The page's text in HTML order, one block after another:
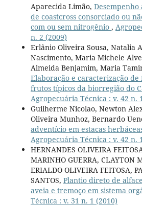
Aparecida Limão, Desempenho
de coastcross consorciado ou
com ou sem nitrogênio ,
n. 2 (2009)
Erlânio Oliveira Sousa, Natalia
Nascimento, Maria Michele
Almeida Benjamim, Maria
Elaboração e caracterização
frutos típicos da biorregião do
Agropecuária Técnica : v. 42 n.
Guilherme Nicolao, Newton
Oliveira Munhoz, Bernardo
adventício em estacas
Agropecuária Técnica : v. 42 n.
HERNANDES OLIVEIRA
MARINHO GUERRA, CLAYTON
ERIALDO OLIVEIRA FEITOSA,
SANTOS, Plantio direto de
aveia e tremoço em sistema
Técnica : v. 31 n. 1 (2010)